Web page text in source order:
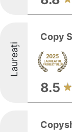
Laureați
Copy
8.5